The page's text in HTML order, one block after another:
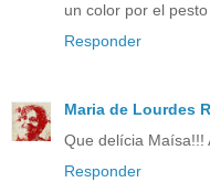
un color por el
Responder
Maria de Lourdes
Que delícia Maísa!!!
Responder